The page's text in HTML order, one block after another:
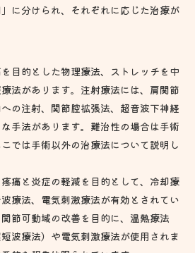
に分けられ、それぞれに応じた治療が
目的とした物理療法、ストレッチを中
法があります。注射療法には、肩関節
の注射、関節腔拡張法、超音波下神経
手法があります。難治性の場合は手術
では手術以外の治療法について説明し
痛と炎症の軽減を目的として、冷却療
療法、電気刺激療法が有効とされてい
節可動域の改善を目的に、温熱療法
短波療法）や電気刺激療法が使用されま